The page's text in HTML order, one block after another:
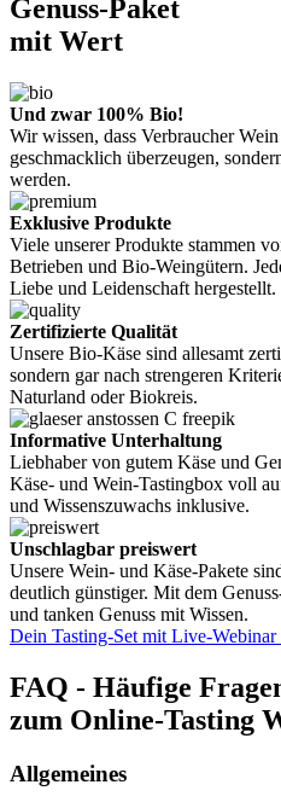
Genuss-Paket
mit Wert
Und zwar 100% Bio!
Wir wissen, dass Verbraucher
geschmacklich überzeugen,
werden.
Exklusive Produkte
Viele unserer Produkte stammen
Betrieben und Bio-Weingütern.
Liebe und Leidenschaft hergestellt.
Zertifizierte Qualität
Unsere Bio-Käse sind allesamt
sondern gar nach strengeren
Naturland oder Biokreis.
Informative Unterhaltung
Liebhaber von gutem Käse und
Käse- und Wein-Tastingbox voll
und Wissenszuwachs inklusive.
Unschlagbar preiswert
Unsere Wein- und Käse-Pakete
deutlich günstiger. Mit dem
und tanken Genuss mit Wissen.
Dein Tasting-Set mit Live-Webinar
FAQ - Häufige
zum Online-Tasting
Allgemeines